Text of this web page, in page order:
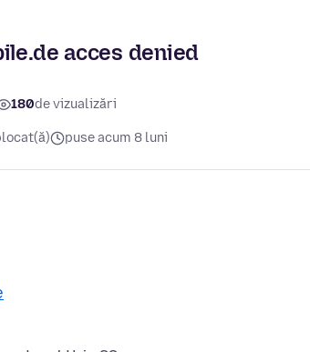
acces denied
180de vizualizări
puse acum 8 luni